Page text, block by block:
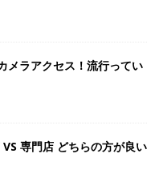
メラアクセス！流行ってい
専門店 どちらの方が良い